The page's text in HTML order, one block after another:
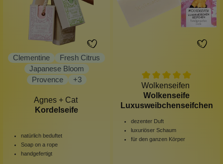
Clementine
Fresh Citrus
Japanese Bloom
Provence
+3
Agnes + Cat
Kordelseife
natürlich beduftet
Soap on a rope
handgefertigt
Wolkenseifen
Wolkenseife
Luxusweibchenseifchen
dezenter Duft
luxuriöser Schaum
für den ganzen Körper